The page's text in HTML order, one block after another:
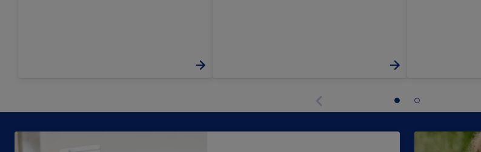
Panneau
Aller
au
1
Aller
au
2